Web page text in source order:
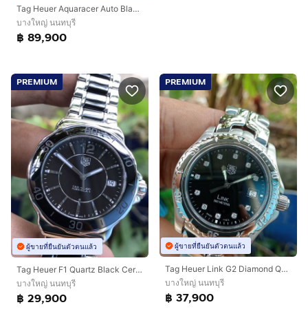
Tag Heuer Aquaracer Auto Black Pink Dial WBP231J(BOY)🇨🇭🇨🇭
บางใหญ่ นนทบุรี
฿ 89,900
PREMIUM
ผู้ขายที่ยืนยันตัวตนแล้ว
Tag Heuer F1 Quartz Black Ceramic WAH1210 (Boy Size)🇨🇭🇨🇭
บางใหญ่ นนทบุรี
฿ 29,900
PREMIUM
ผู้ขายที่ยืนยันตัวตนแล้ว
Tag Heuer Link G2 Diamond Quartz 200M. Black Dial WT111R (42mm.)🇨🇭🇨🇭
บางใหญ่ นนทบุรี
฿ 37,900